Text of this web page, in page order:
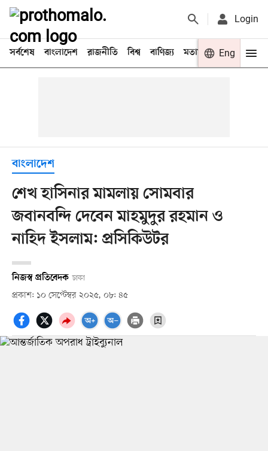
Login
সর্বশেষ বাংলাদেশ রাজনীতি বিশ্ব বাণিজ্য মতামত খেলা
Eng
বাংলাদেশ
শেখ হাসিনার মামলায় সোমবার
জবানবন্দি দেবেন মাহমুদুর রহমান ও
নাহিদ ইসলাম: প্রসিকিউটর
নিজস্ব প্রতিবেদক ঢাকা
প্রকাশ: ১০ সেপ্টেম্বর ২০২৫, ০৮: ৪৫